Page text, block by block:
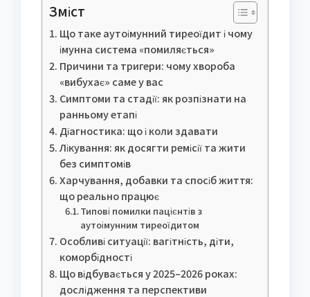
Зміст
Що таке аутоімунний тиреоїдит і чому
імунна система «помиляється»
Причини та тригери: чому хвороба
«вибухає» саме у вас
Симптоми та стадії: як розпізнати на
ранньому етапі
Діагностика: що і коли здавати
Лікування: як досягти ремісії та жити
без симптомів
Харчування, добавки та спосіб життя:
що реально працює
Типові помилки пацієнтів з
аутоімунним тиреоїдитом
Особливі ситуації: вагітність, діти,
коморбідності
Що відбувається у 2025–2026 роках:
дослідження та перспективи